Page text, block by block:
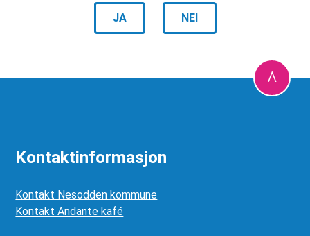
JA NEI
Kontaktinformasjon
Kontakt Nesodden kommune
Kontakt Andante kafé